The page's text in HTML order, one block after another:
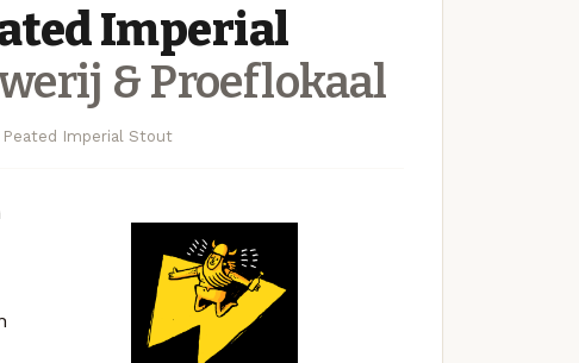
Imperial
& Proeflokaal
Peated Imperial Stout